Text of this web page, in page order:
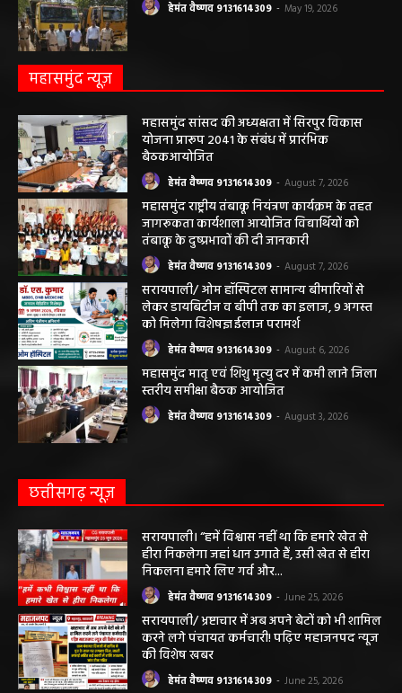
हेमंत वैष्णव 9131614309 - May 19, 2026
महासमुंद न्यूज़
महासमुंद सांसद की अध्यक्षता में सिरपुर विकास
योजना प्रारूप 2041 के संबंध में प्रारंभिक
बैठकआयोजित
हेमंत वैष्णव 9131614309 - August 7, 2026
महासमुंद राष्ट्रीय तंबाकू नियंत्रण कार्यक्रम के तहत
जागरूकता कार्यशाला आयोजित विद्यार्थियों को
तंबाकू के दुष्प्रभावों की दी जानकारी
हेमंत वैष्णव 9131614309 - August 7, 2026
सरायपाली/ ओम हॉस्पिटल सामान्य बीमारियों से
लेकर डायबिटीज व बीपी तक का इलाज, 9 अगस्त
को मिलेगा विशेषज्ञ ईलाज परामर्श
हेमंत वैष्णव 9131614309 - August 6, 2026
महासमुंद मातृ एवं शिशु मृत्यु दर में कमी लाने जिला
स्तरीय समीक्षा बैठक आयोजित
हेमंत वैष्णव 9131614309 - August 3, 2026
छत्तीसगढ़ न्यूज़
सरायपाली। “हमें विश्वास नहीं था कि हमारे खेत से
हीरा निकलेगा जहां धान उगाते हैं, उसी खेत से हीरा
निकलना हमारे लिए गर्व और...
हेमंत वैष्णव 9131614309 - June 25, 2026
सरायपाली/ भ्रष्टाचार में अब अपने बेटों को भी शामिल
करने लगे पंचायत कर्मचारी! पढ़िए महाजनपद न्यूज
की विशेष खबर
हेमंत वैष्णव 9131614309 - June 25, 2026